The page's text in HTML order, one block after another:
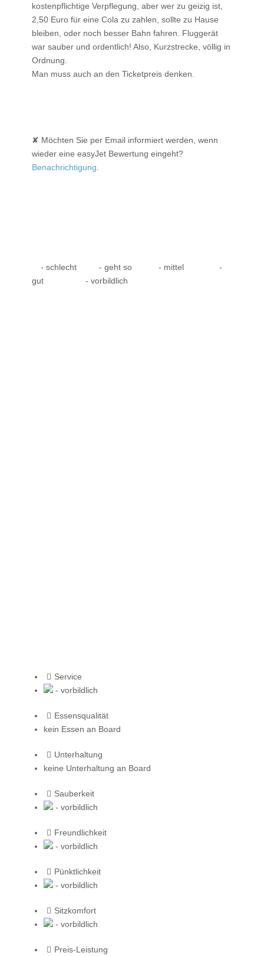
kostenpflichtige Verpflegung, aber wer zu geizig ist,
2,50 Euro für eine Cola zu zahlen, sollte zu Hause
bleiben, oder noch besser Bahn fahren. Fluggerät
war sauber und ordentlich! Also, Kurzstrecke, völlig in
Ordnung.
Man muss auch an den Ticketpreis denken.
✘ Möchten Sie per Email informiert werden, wenn
wieder eine easyJet Bewertung eingeht?
Benachrichtigung
- schlecht - geht so - mittel
-
gut
- vorbildlich
Service
- vorbildlich
Essensqualität
kein Essen an Board
Unterhaltung
keine Unterhaltung an Board
Sauberkeit
- vorbildlich
Freundlichkeit
- vorbildlich
Pünktlichkeit
- vorbildlich
Sitzkomfort
- vorbildlich
Preis-Leistung